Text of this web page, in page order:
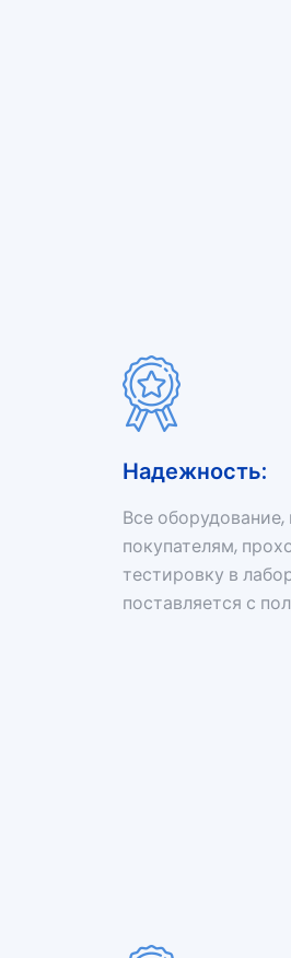
Надежность:
Все
покупателям,
тестировку в
поставляется с